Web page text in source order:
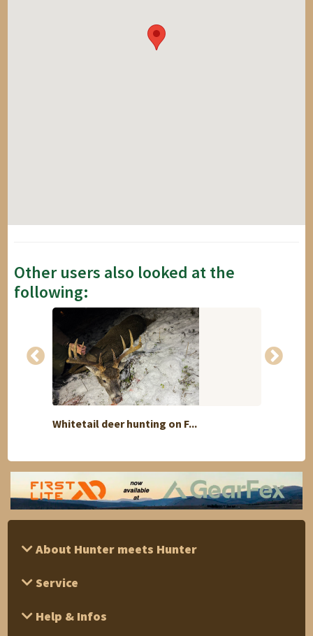
Other users also looked at the
following:
Whitetail deer hunting on F...
About Hunter meets Hunter
Service
Help & Infos